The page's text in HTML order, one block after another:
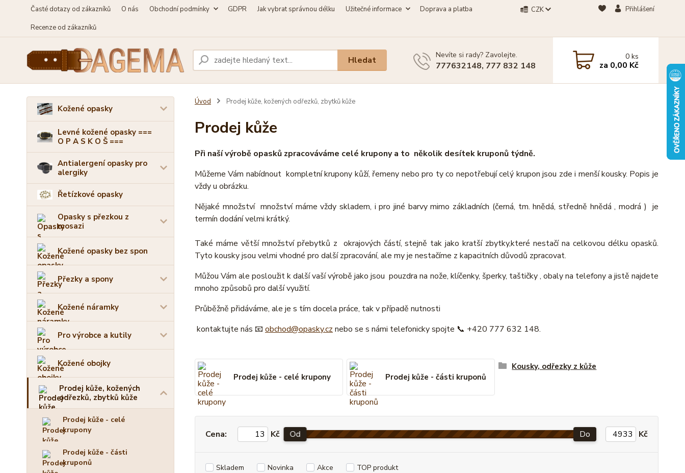
Časté dotazy od zákazníků O nás Obchodní podmínky GDPR Jak vybrat správnou délku Užitečné informace
Doprava a platba
Recenze od zákazníků
CZK Přihlášení
Hledat Nevíte si rady? Zavolejte.
777632148, 777 832 148
0ks
za 0,00 Kč
Kožené opasky
Levné kožené opasky ===
O P A S K O Š ===
Antialergení opasky pro
alergiky
Řetízkové opasky
Opasky s přezkou z
mosazi
Kožené opasky bez spon
Přezky a spony
Kožené náramky
Pro výrobce a kutily
Kožené obojky
Prodej kůže, kožených
odřezků, zbytků kůže
Prodej kůže - celé
krupony
Prodej kůže - části
kruponů
Úvod Prodej kůže, kožených odřezků, zbytků kůže
Prodej kůže
Při naší výrobě opasků zpracováváme celé krupony a to několik desítek kruponů týdně.
Můžeme Vám nabídnout kompletní krupony kůží, řemeny nebo pro ty co nepotřebují celý krupon jsou zde i menší kousky. Popis je
vždy u obrázku.
Nějaké množství množství máme vždy skladem, i pro jiné barvy mimo základních (černá, tm. hnědá, středně hnědá , modrá ) je
termín dodání velmi krátký.
Také máme větší množství přebytků z okrajových částí, stejně tak jako kratší zbytky,které nestačí na celkovou délku opasků.
Tyto kousky jsou velmi vhodné pro další zpracování, ale my je nestačíme z kapacitních důvodů zpracovat.
Můžou Vám ale posloužit k další vaší výrobě jako jsou pouzdra na nože, klíčenky, šperky, taštičky , obaly na telefony a jistě najdete
mnoho způsobů pro další využití.
Průběžně přidáváme, ale je s tím docela práce, tak v případě nutnosti
kontaktujte nás 📧 obchod@opasky.cz nebo se s námi telefonicky spojte 📞 +420 777 632 148.
Prodej kůže - celé krupony Prodej kůže - části kruponů
Kousky, odřezky z kůže
Cena: Kč Od Do Kč
Skladem Novinka Akce TOP produkt